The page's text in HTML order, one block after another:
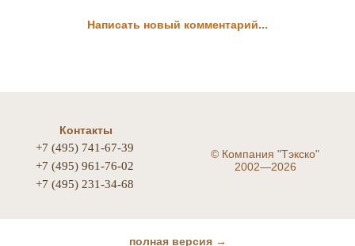
Написать новый комментарий...
Контакты
+7 (495) 741-67-39
+7 (495) 961-76-02
+7 (495) 231-34-68
© Компания "Тэкско"
2002—2026
полная версия →